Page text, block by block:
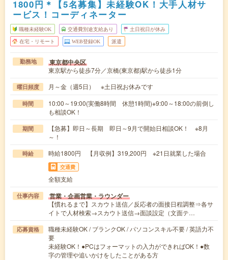
1800円＊【5名募集】未経験OK！大手人材サ
ービス！コーディネーター
職種未経験OK 交通費別途支給あり 土日祝日が休み
在宅・リモート WEB登録OK 派遣
勤務地 東京都中央区
東京駅から徒歩7分／京橋(東京都)駅から徒歩1分
曜日頻度 月～金（週5日） ※土日祝お休みです
時間
10:00～19:00(実働8時間 休憩1時間)※9:00～18:00の前倒し
も相談OK！
期間
【急募】即日～長期 即日～9月で開始日相談OK！ ※8月
～！
時給 時給1800円 【月収例】319,200円 ※21日就業した場合
交通費
全額支給
仕事内容 営業・企画営業・ラウンダー
【慣れるまで】スカウト送信／反応者の面接日程調整⇒各サ
イトで人材検索→スカウト送信→面談設定（文面テ…
応募資格
職種未経験OK / ブランクOK / パソコンスキル不要 / 英語力不
要
未経験OK！●PCはフォーマットの入力ができればOK！●数
字の管理や追いかけをしたことがある方